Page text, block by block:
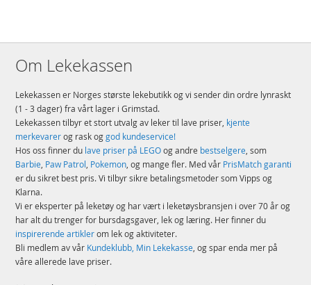
Om Lekekassen
Lekekassen er Norges største lekebutikk og vi sender din ordre lynraskt
(1 - 3 dager) fra vårt lager i Grimstad.
Lekekassen tilbyr et stort utvalg av leker til lave priser, kjente
merkevarerog rask oggod kundeservice!
Hos oss finner du lave priser på LEGOog andre bestselgere, som
Barbie, Paw Patrol, Pokemon, og mange fler. Med vår PrisMatch garanti
er du sikret best pris. Vi tilbyr sikre betalingsmetoder som Vipps og
Klarna.
Vi er eksperter på leketøy og har vært i leketøysbransjen i over 70 år og
har alt du trenger for bursdagsgaver, lek og læring. Her finner du
inspirerende artiklerom lek og aktiviteter.
Bli medlem av vår Kundeklubb, Min Lekekasse, og spar enda mer på
våre allerede lave priser.